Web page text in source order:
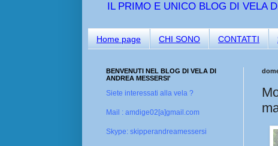
IL PRIMO E UNICO BLOG DI VELA
Home page CHI SONO CONTATTI
BENVENUTI NEL BLOG DI VELA DI
ANDREA MESSERSI'
Siete interessati alla vela ?
Mail : amdige02[a]gmail.com
Skype: skipperandreamessersi